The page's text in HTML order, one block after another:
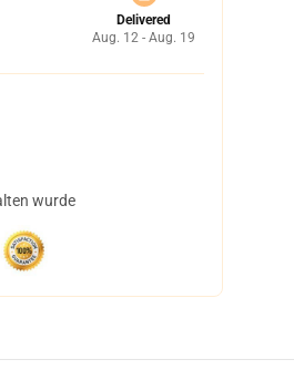
Delivered
Aug. 12 - Aug. 19
wurde